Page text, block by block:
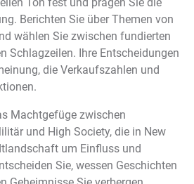
Berichten Sie über Themen von
wählen Sie zwischen fundierten
Schlagzeilen. Ihre Entscheidungen
die Verkaufszahlen und
Machtgefüge zwischen
und High Society, die in New
um Einfluss und
Sie, wessen Geschichten